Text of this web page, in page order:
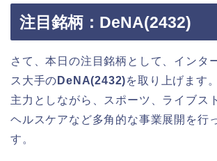
注目銘柄：DeNA(2432)
さて、本日の注目銘柄として、インタ
ス大手の DeNA(2432)を取り上げます
主力としながら、スポーツ、ライブス
ヘルスケアなど多角的な事業展開を行
す。